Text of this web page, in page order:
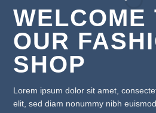
WELCOME
OUR
SHOP
Lorem ipsum dolor sit amet,
elit, sed diam nonummy nibh